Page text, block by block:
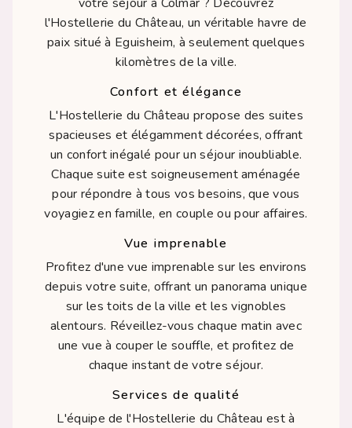
l'Hostellerie du Château, un véritable havre de
paix situé à Eguisheim, à seulement quelques
kilomètres de la ville.
Confort et élégance
L'Hostellerie du Château propose des suites
spacieuses et élégamment décorées, offrant
un confort inégalé pour un séjour inoubliable.
Chaque suite est soigneusement aménagée
pour répondre à tous vos besoins, que vous
voyagiez en famille, en couple ou pour affaires.
Vue imprenable
Profitez d'une vue imprenable sur les environs
depuis votre suite, offrant un panorama unique
sur les toits de la ville et les vignobles
alentours. Réveillez-vous chaque matin avec
une vue à couper le souffle, et profitez de
chaque instant de votre séjour.
Services de qualité
L'équipe de l'Hostellerie du Château est à